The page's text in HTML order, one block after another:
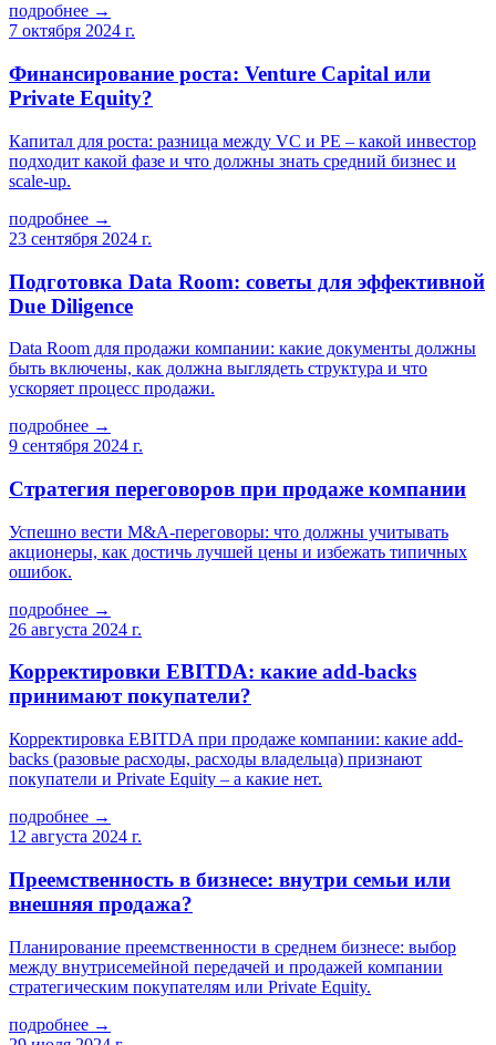
подробнее →
7 октября 2024 г.
Финансирование роста: Venture Capital или
Private Equity?
Капитал для роста: разница между VC и PE – какой инвестор
подходит какой фазе и что должны знать средний бизнес и
scale-up.
подробнее →
23 сентября 2024 г.
Подготовка Data Room: советы для эффективной
Due Diligence
Data Room для продажи компании: какие документы должны
быть включены, как должна выглядеть структура и что
ускоряет процесс продажи.
подробнее →
9 сентября 2024 г.
Стратегия переговоров при продаже компании
Успешно вести M&A-переговоры: что должны учитывать
акционеры, как достичь лучшей цены и избежать типичных
ошибок.
подробнее →
26 августа 2024 г.
Корректировки EBITDA: какие add-backs
принимают покупатели?
Корректировка EBITDA при продаже компании: какие add-
backs (разовые расходы, расходы владельца) признают
покупатели и Private Equity – а какие нет.
подробнее →
12 августа 2024 г.
Преемственность в бизнесе: внутри семьи или
внешняя продажа?
Планирование преемственности в среднем бизнесе: выбор
между внутрисемейной передачей и продажей компании
стратегическим покупателям или Private Equity.
подробнее →